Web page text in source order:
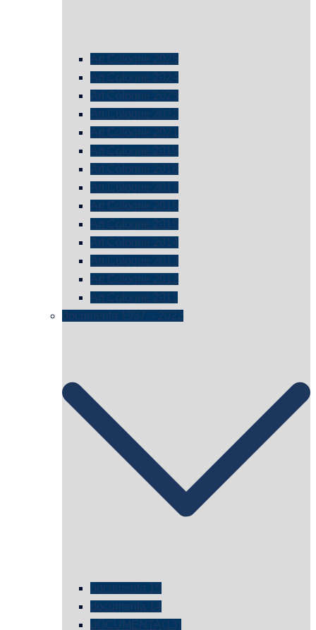
Art Cologne 2025
Art Cologne 2024
Art Cologne 2023
Art Cologne 2022
Art Cologne 2021
Art Cologne 2019
Art Cologne 2018
Art Cologne 2017
Art Cologne 2016
Art Cologne 2015
Art Cologne 2014
Art Cologne 2013
Art Cologne 2012
Art Cologne 2011
documenta 1987 – 2022
documenta 15
documenta 14
dOCUMENTA(13)